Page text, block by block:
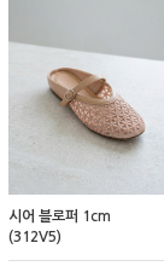
시어 블로퍼 1cm
(312V5)